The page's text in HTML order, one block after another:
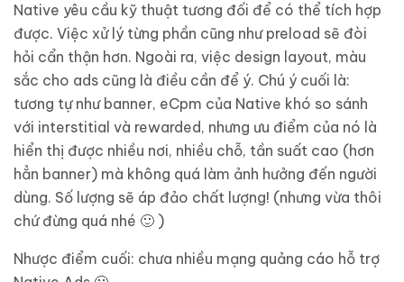
Native yêu cầu kỹ thuật tương đối để có thể tích hợp
được. Việc xử lý từng phần cũng như preload sẽ đòi
hỏi cẩn thận hơn. Ngoài ra, việc design layout, màu
sắc cho ads cũng là điều cần để ý. Chú ý cuối là:
tương tự như banner, eCpm của Native khó so sánh
với interstitial và rewarded, nhưng ưu điểm của nó là
hiển thị được nhiều nơi, nhiều chỗ, tần suất cao (hơn
hẳn banner) mà không quá làm ảnh hưởng đến người
dùng. Số lượng sẽ áp đảo chất lượng! (nhưng vừa thôi
chứ đừng quá nhé 🙂 )
Nhược điểm cuối: chưa nhiều mạng quảng cáo hỗ trợ